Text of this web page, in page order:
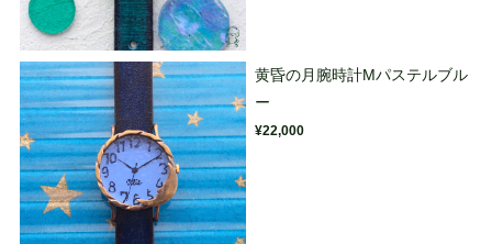
黄昏の月腕時計Mパステルブル
ー
¥22,000